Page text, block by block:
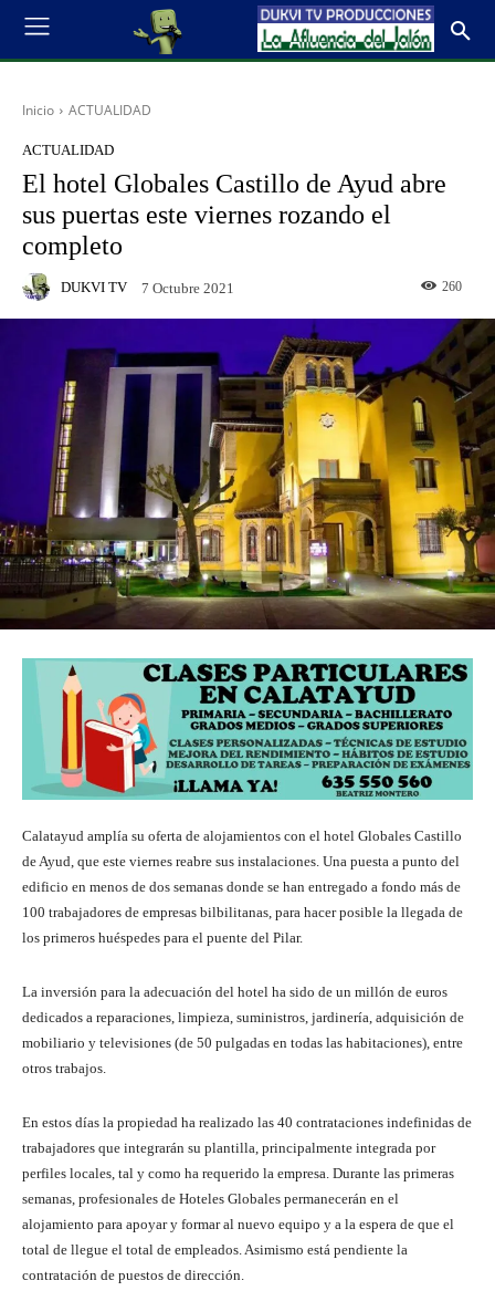
Inicio ACTUALIDAD
ACTUALIDAD
El hotel Globales Castillo de Ayud abre
sus puertas este viernes rozando el
completo
DUKVI TV 7 Octubre 2021 260
Calatayud amplía su oferta de alojamientos con el hotel Globales Castillo
de Ayud, que este viernes reabre sus instalaciones. Una puesta a punto del
edificio en menos de dos semanas donde se han entregado a fondo más de
100 trabajadores de empresas bilbilitanas, para hacer posible la llegada de
los primeros huéspedes para el puente del Pilar.
La inversión para la adecuación del hotel ha sido de un millón de euros
dedicados a reparaciones, limpieza, suministros, jardinería, adquisición de
mobiliario y televisiones (de 50 pulgadas en todas las habitaciones), entre
otros trabajos.
En estos días la propiedad ha realizado las 40 contrataciones indefinidas de
trabajadores que integrarán su plantilla, principalmente integrada por
perfiles locales, tal y como ha requerido la empresa. Durante las primeras
semanas, profesionales de Hoteles Globales permanecerán en el
alojamiento para apoyar y formar al nuevo equipo y a la espera de que el
total de llegue el total de empleados. Asimismo está pendiente la
contratación de puestos de dirección.